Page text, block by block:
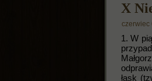
X
czerwiec
1. W
łask